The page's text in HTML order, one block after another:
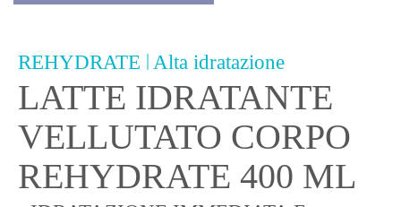
REHYDRATE | Alta idratazione
LATTE IDRATANTE
VELLUTATO CORPO
REHYDRATE 400 ML